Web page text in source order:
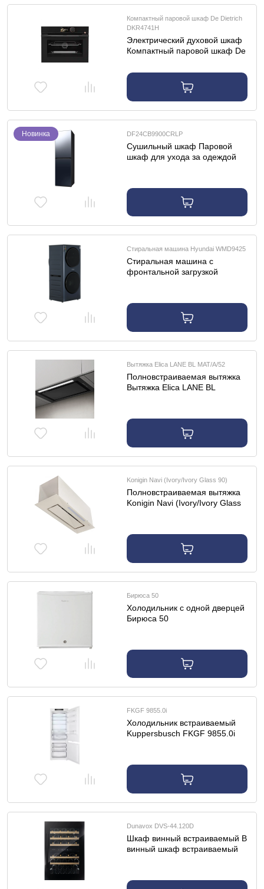
Компактный паровой шкаф De Dietrich
DKR4741H
Электрический духовой шкаф
Компактный паровой шкаф De
Новинка DF24CB9900CRLP
Сушильный шкаф Паровой
шкаф для ухода за одеждой
Стиральная машина Hyundai WMD9425
Стиральная машина с
фронтальной загрузкой
Вытяжка Elica LANE BL MAT/A/52
Полновстраиваемая вытяжка
Вытяжка Elica LANE BL
Konigin Navi (Ivory/Ivory Glass 90)
Полновстраиваемая вытяжка
Konigin Navi (Ivory/Ivory Glass
Бирюса 50
Холодильник с одной дверцей
Бирюса 50
FKGF 9855.0i
Холодильник встраиваемый
Kuppersbusch FKGF 9855.0i
Dunavox DVS-44.120D
Шкаф винный встраиваемый B
винный шкаф встраиваемый